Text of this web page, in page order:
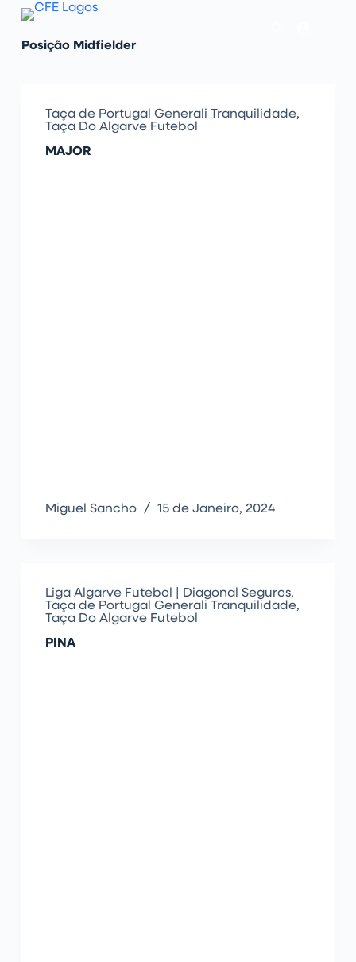
P
aPosiçãoMidfielder
Taça de Portugal Generali Tranquilidade,
Taça Do Algarve Futebol
MAJOR
Miguel Sancho 15 de Janeiro, 2024
Liga Algarve Futebol | Diagonal Seguros,
Taça de Portugal Generali Tranquilidade,
Taça Do Algarve Futebol
PINA